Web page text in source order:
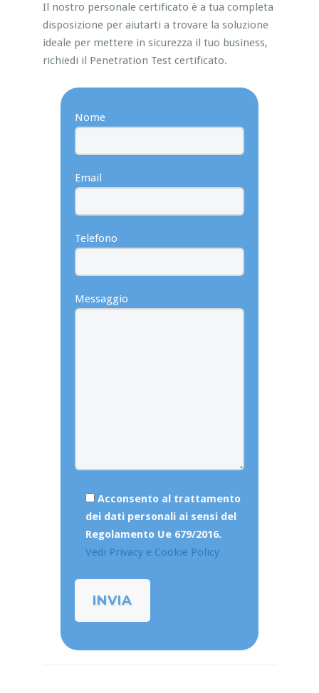
Il nostro personale certificato è a tua completa
disposizione per aiutarti a trovare la soluzione
ideale per mettere in sicurezza il tuo business,
richiedi il Penetration Test certificato.
Nome
Email
Telefono
Messaggio
Acconsento al trattamento
dei dati personali ai sensi del
Regolamento Ue 679/2016.
Vedi Privacy e Cookie Policy